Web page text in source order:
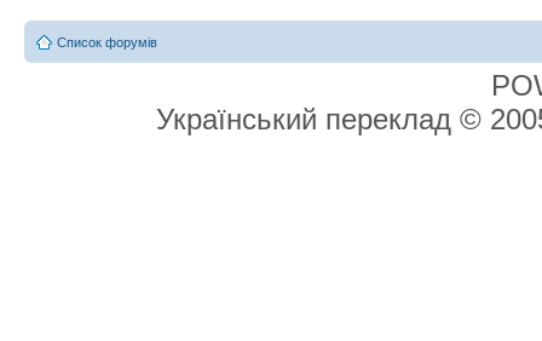
Список форумів
Український переклад ©